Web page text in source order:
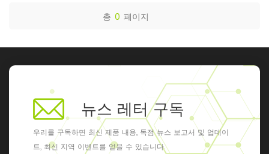
총 0 페이지
뉴스 레터 구독
우리를 구독하면 최신 제품 내용, 독점 뉴스 보고서 및 업데이
트, 최신 지역 이벤트를 얻을 수 있습니다.